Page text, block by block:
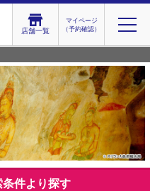
店舗一覧
マイページ
（予約確認）
件より探す